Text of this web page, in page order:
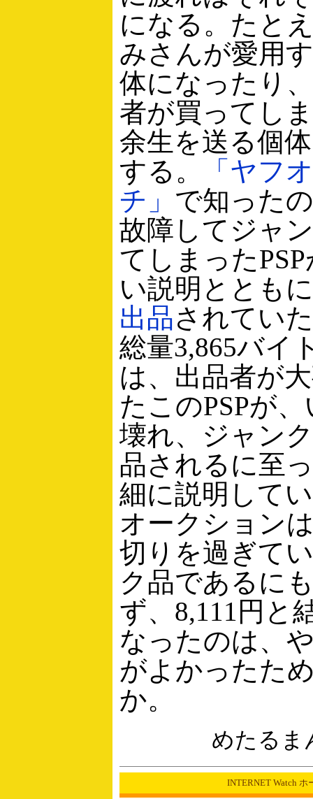
になる。たと
みさんが愛用
体になったり
者が買ってし
余生を送る個
する。
「ヤフ
チ」 で知った
故障してジャ
てしまった
い説明とともに
出品されてい
総量3,865バイ
は、出品者が
たこのPSPが
壊れ、ジャン
品されるに至
細に説明して
オークション
切りを過ぎて
ク品であるに
ず、8,111円と
なったのは、
がよかったた
か。
めたるま
INTERNET Watch ホ